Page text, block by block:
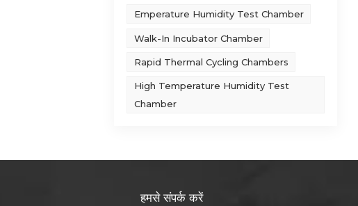
Emperature Humidity Test Chamber
Walk-In Incubator Chamber
Rapid Thermal Cycling Chambers
High Temperature Humidity Test
Chamber
हमसे संपर्क करें